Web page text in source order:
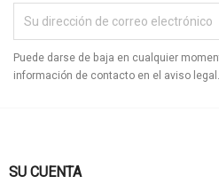
Puede darse de baja en cualquier
información de contacto en el aviso legal.
SU CUENTA